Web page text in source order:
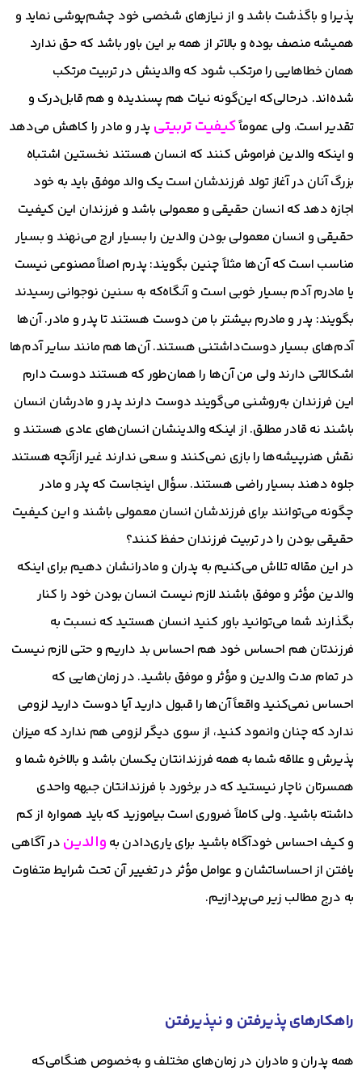
پذیرا و باگذشت باشد و از نیازهای شخصی خود چشم‌پوشی نماید و
همیشه منصف بوده و بالاتر از همه بر این باور باشد که حق ندارد
همان خطاهایی را مرتکب شود که والدینش در تربیت مرتکب
شده‌اند. درحالی‌که این‌گونه نیات هم پسندیده و هم قابل‌درک و
تقدیر است. ولی عموماًکیفیت تربیتی پدر و مادر را کاهش می‌دهد
و اینکه والدین فراموش کنند که انسان هستند نخستین اشتباه
بزرگ آنان در آغاز تولد فرزندشان است یک والد موفق باید به خود
اجازه دهد که انسان حقیقی و معمولی باشد و فرزندان این کیفیت
حقیقی و انسان معمولی بودن والدین را بسیار ارج می‌نهند و بسیار
مناسب است که آن‌ها مثلاً چنین بگویند: پدرم اصلاً مصنوعی نیست
یا مادرم آدم بسیار خوبی است و آنگاه‌که به سنین نوجوانی رسیدند
بگویند: پدر و مادرم بیشتر با من دوست هستند تا پدر و مادر. آن‌ها
آدم‌های بسیار دوست‌داشتنی هستند. آن‌ها هم مانند سایر آدم‌ها
اشکالاتی دارند ولی من آن‌ها را همان‌طور که هستند دوست دارم
این فرزندان به‌روشنی می‌گویند دوست دارند پدر و مادرشان انسان
باشند نه قادر مطلق. از اینکه والدینشان انسان‌های عادی هستند و
نقش هنرپیشه‌ها را بازی نمی‌کنند و سعی ندارند غیر ازآنچه هستند
جلوه دهند بسیار راضی هستند. سؤال اینجاست که پدر و مادر
چگونه می‌توانند برای فرزندشان انسان معمولی باشند و این کیفیت
حقیقی بودن را در تربیت فرزندان حفظ کنند؟
در این مقاله تلاش می‌کنیم به پدران و مادرانشان دهیم برای اینکه
والدین مؤثر و موفق باشند لازم نیست انسان بودن خود را کنار
بگذارند شما می‌توانید باور کنید انسان هستید که نسبت به
فرزندتان هم احساس خود هم احساس بد داریم و حتی لازم نیست
در تمام مدت والدین و مؤثر و موفق باشید. در زمان‌هایی که
احساس نمی‌کنید واقعاً آن‌ها را قبول دارید آیا دوست دارید لزومی
ندارد که چنان وانمود کنید، از سوی دیگر لزومی هم ندارد که میزان
پذیرش و علاقه شما به همه فرزندانتان یکسان باشد و بالاخره شما و
همسرتان ناچار نیستید که در برخورد با فرزندانتان جبهه واحدی
داشته باشید. ولی کاملاً ضروری است بیاموزید که باید همواره از کم
و کیف احساس خودآگاه باشید برای یاری‌دادن به والدین در آگاهی
یافتن از احساساتشان و عوامل مؤثر در تغییر آن تحت شرایط متفاوت
به درج مطالب زیر می‌پردازیم.
راهکارهای پذیرفتن و نپذیرفتن
همه پدران و مادران در زمان‌های مختلف و به‌خصوص هنگامی‌که